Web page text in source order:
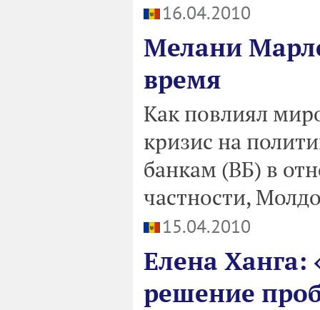
16.04.2010
Мелани
время
Как повлиял
кризис на
банкам (ВБ) в
частности,
15.04.2010
Елена Ханга:
решение